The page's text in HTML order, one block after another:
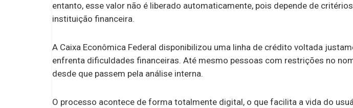
entanto, esse valor não é liberado automaticamente, pois depende de
instituição financeira.
A Caixa Econômica Federal disponibilizou uma linha de crédito voltada
enfrenta dificuldades financeiras. Até mesmo pessoas com restrições no
desde que passem pela análise interna.
O processo acontece de forma totalmente digital, o que facilita a vida do